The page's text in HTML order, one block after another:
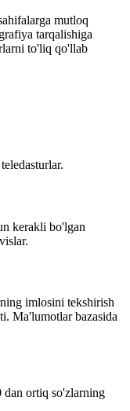
mutloq
tarqalishiga
to'liq qo'llab
kerakli bo'lgan
imlosini tekshirish
Ma'lumotlar bazasida
ortiq so'zlarning